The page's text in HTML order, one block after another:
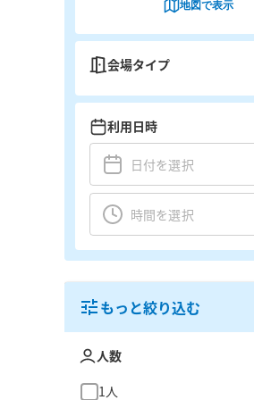
地図で表示
会場タイプ
利用日時
もっと絞り込む
人数
1人